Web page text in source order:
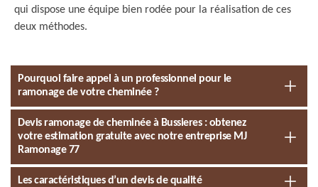
qui dispose une équipe bien rodée pour la réalisation de ces
deux méthodes.
Pourquoi faire appel à un professionnel pour le
ramonage de votre cheminée ?
Devis ramonage de cheminée à Bussieres : obtenez
votre estimation gratuite avec notre entreprise MJ
Ramonage 77
Les caractéristiques d’un devis de qualité